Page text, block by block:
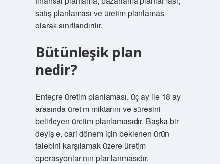
satış planlaması ve üretim planlaması
olarak sınıflandırılır.
Bütünleşik plan
nedir?
Entegre üretim planlaması, üç ay ile 18 ay
arasında üretim miktarını ve süresini
belirleyen üretim planlamasıdır. Başka bir
deyişle, cari dönem için beklenen ürün
talebini karşılamak üzere üretim
operasyonlarının planlanmasıdır.